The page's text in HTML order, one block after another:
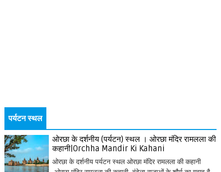
पर्यटन स्थल
ओरछा के दर्शनीय (पर्यटन) स्थल । ओरछा मंदिर रामलला की
कहानी|Orchha Mandir Ki Kahani
ओरछा के दर्शनीय पर्यटन स्थल ओरछा मंदिर रामलला की कहानी